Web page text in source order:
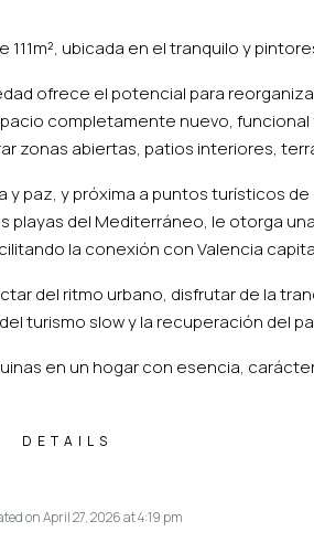
ubicada en el tranquilo y
ofrece el potencial para
completamente nuevo,
zonas abiertas, patios interiores,
paz, y próxima a puntos turísticos
playas del Mediterráneo, le otorga
la conexión con Valencia
del ritmo urbano, disfrutar de la
turismo slow y la recuperación del
en un hogar con esencia,
DETAILS
on April 27, 2026 at 4:19 pm